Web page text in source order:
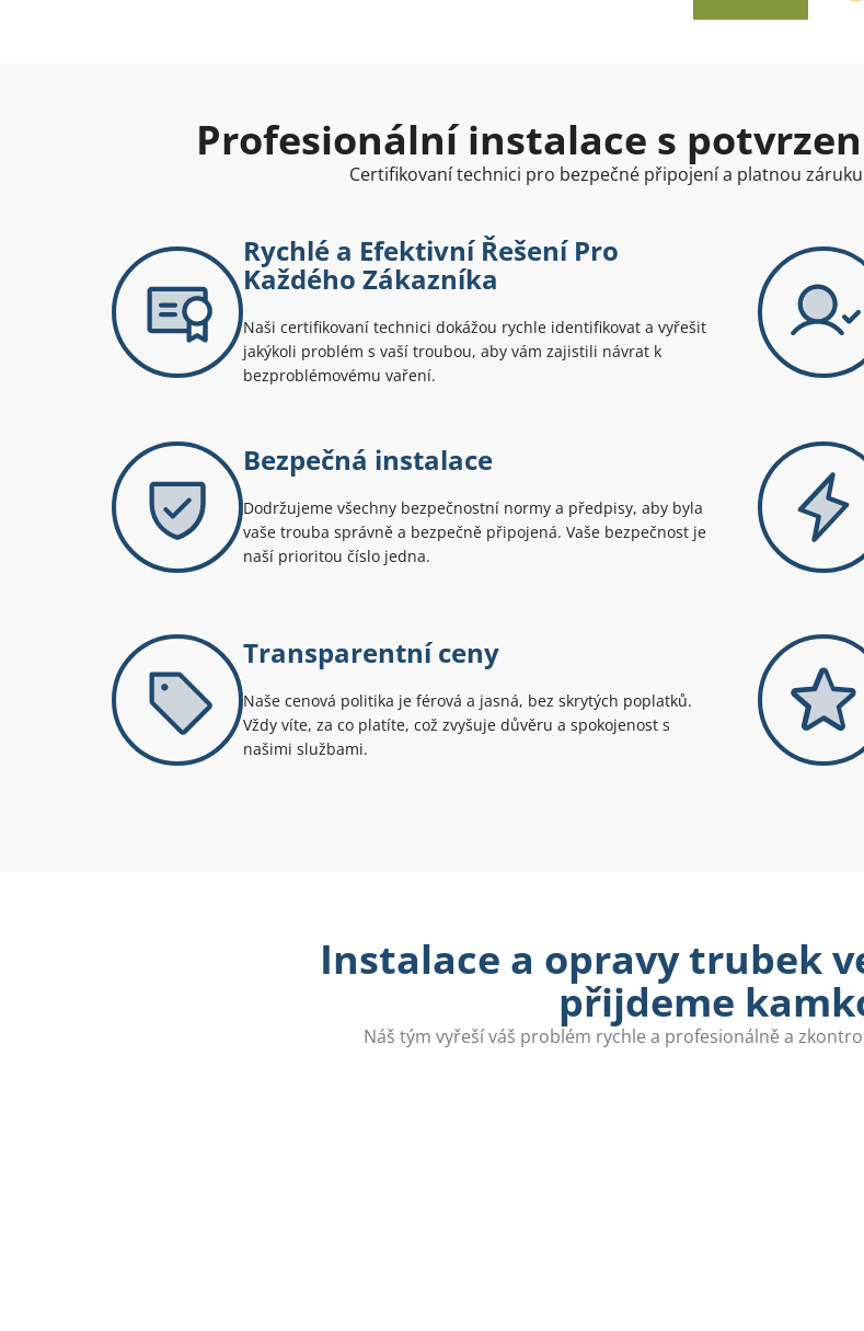
Profesionální instalace s
Certifikovaní technici pro bezpečné připojení a platnou
Rychlé a Efektivní Řešení Pro
Každého Zákazníka
Naši certifikovaní technici dokážou rychle identifikovat a vyřešit
jakýkoli problém s vaší troubou, aby vám zajistili návrat k
bezproblémovému vaření.
Bezpečná instalace
Dodržujeme všechny bezpečnostní normy a předpisy, aby byla
vaše trouba správně a bezpečně připojená. Vaše bezpečnost je
naší prioritou číslo jedna.
Transparentní ceny
Naše cenová politika je férová a jasná, bez skrytých poplatků.
Vždy víte, za co platíte, což zvyšuje důvěru a spokojenost s
našimi službami.
Instalace a opravy trubek
přijdeme
Náš tým vyřeší váš problém rychle a profesionálně a